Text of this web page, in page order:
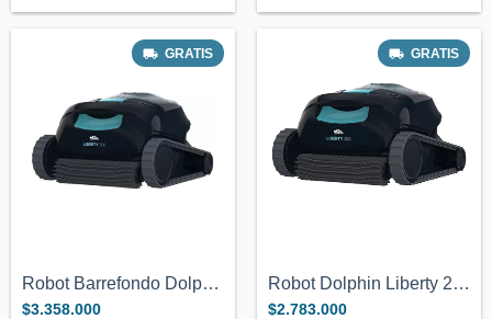
GRATIS
Robot Barrefondo Dolphin Liberty 300 Sin...
$3.358.000
GRATIS
Robot Dolphin Liberty 200 Inalambrico Pi...
$2.783.000